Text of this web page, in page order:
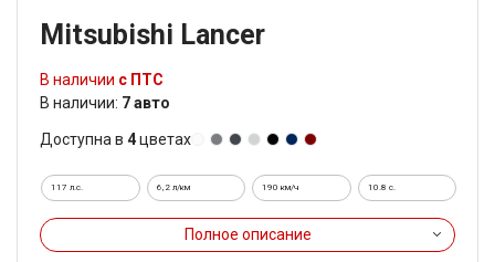
Mitsubishi Lancer
В наличии с ПТС
В наличии: 7 авто
Доступна в 4цветах
117 л.с. 6,2 л/км 190 км/ч 10.8 c.
Полное описание